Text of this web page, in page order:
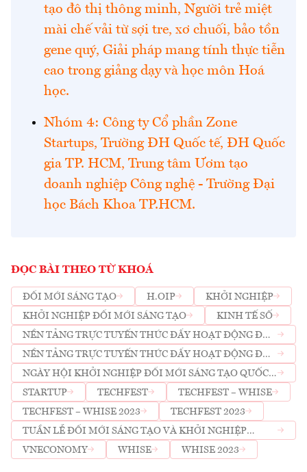
tạo đô thị thông minh, Người trẻ miệt
mài chế vải từ sợi tre, xơ chuối, bảo tồn
gene quý, Giải pháp mang tính thực tiễn
cao trong giảng dạy và học môn Hoá
học.
Nhóm 4: Công ty Cổ phần Zone
Startups, Trường ĐH Quốc tế, ĐH Quốc
gia TP. HCM, Trung tâm Ươm tạo
doanh nghiệp Công nghệ - Trường Đại
học Bách Khoa TP.HCM.
ĐỌC BÀI THEO TỪ KHOÁ
ĐỔI MỚI SÁNG TẠO H.OIP
KHỞI NGHIỆP
KHỞI NGHIỆP ĐỔI MỚI SÁNG TẠO
KINH TẾ SỐ
NỀN TẢNG TRỰC TUYẾN THÚC ĐẨY HOẠT ĐỘNG ĐỔI
MỚI SÁNG TẠO TP.HCM
NỀN TẢNG TRỰC TUYẾN THÚC ĐẨY HOẠT ĐỘNG ĐỔI
MỚI SÁNG TẠO TP.HCM (H.OIP)
NGÀY HỘI KHỞI NGHIỆP ĐỔI MỚI SÁNG TẠO QUỐC
GIA
STARTUP TECHFEST
TECHFEST – WHISE
TECHFEST – WHISE 2023
TECHFEST 2023
TUẦN LỄ ĐỔI MỚI SÁNG TẠO VÀ KHỞI NGHIỆP
TP.HCM
VNECONOMY WHISE WHISE 2023